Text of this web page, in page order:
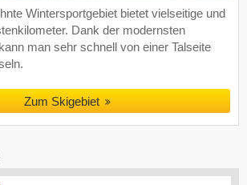
Wintersportgebiet bietet vielseitige und
Dank der modernsten
man sehr schnell von einer Talseite
Zum Skigebiet